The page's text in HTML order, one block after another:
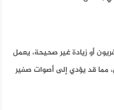
أو زيادة غير صحيحة، يعمل
قد يؤدي إلى أصوات صفير